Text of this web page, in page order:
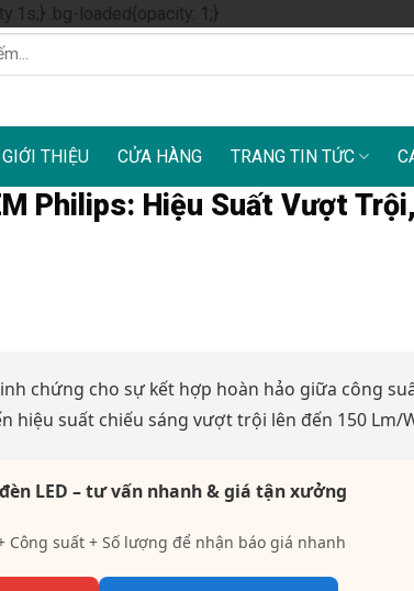
1s;} .bg-loaded{opacity: 1;}Skip
to
GIỚI THIỆU CỬA HÀNG TRANG TIN TỨC
Philips: Hiệu Suất Vượt
chứng cho sự kết hợp hoàn hảo giữa công
hiệu suất chiếu sáng vượt trội lên đến 150 Lm/
LED – tư vấn nhanh & giá tận xưởng
Công suất + Số lượng để nhận báo giá nhanh